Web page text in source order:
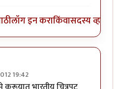
लॉग इन कराकिंवासदस्य व्हा
19:42